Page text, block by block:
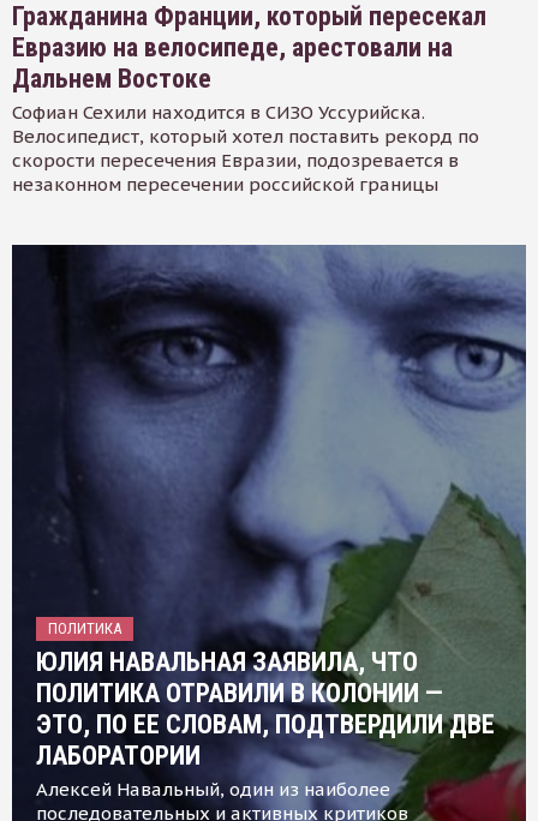
Гражданина Франции, который пересекал
Евразию на велосипеде, арестовали на
Дальнем Востоке
Софиан Сехили находится в СИЗО Уссурийска.
Велосипедист, который хотел поставить рекорд по
скорости пересечения Евразии, подозревается в
незаконном пересечении российской границы
ПОЛИТИКА
ЮЛИЯ НАВАЛЬНАЯ ЗАЯВИЛА, ЧТО
ПОЛИТИКА ОТРАВИЛИ В КОЛОНИИ —
ЭТО, ПО ЕЕ СЛОВАМ, ПОДТВЕРДИЛИ ДВЕ
ЛАБОРАТОРИИ
Алексей Навальный, один из наиболее
последовательных и активных критиков